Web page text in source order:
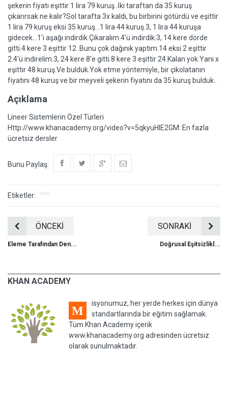
şekerin fiyatı eşittir 1 lira 79 kuruş..İki taraftan da 35 kuruş
çıkarırsak ne kalır?Sol tarafta 3x kaldı, bu birbirini götürdü ve eşittir
1 lira 79 kuruş eksi 35 kuruş...1 lira 44 kuruş.3, 1 lira 44 kuruşa
gidecek...1'i aşağı indirdik.Çıkaralım.4'ü indirdik.3, 14 kere dörde
gitti.4 kere 3 eşittir 12 .Bunu çok dağınık yaptım.14 eksi 2 eşittir
2.4'ü indirelim.3, 24 kere 8'e gitti.8 kere 3 eşittir 24.Kalan yok.Yani x
eşittir 48 kuruş.Ve bulduk.Yok etme yöntemiyle, bir çikolatanın
fiyatını 48 kuruş ve bir meyveli şekerin fiyatını da 35 kuruş bulduk..
Açıklama
Lineer Sistemlerin Özel Türleri
Http://www.khanacademy.org/video?v=5qkyuHIE2GM: En fazla
ücretsiz dersler
Bunu Paylaş:
Etiketler:
ÖNCEKİ
Eleme Tarafından Den...
SONRAKİ
Doğrusal Eşitsizlikl...
KHAN ACADEMY
M
isyonumuz, her yerde herkes için dünya
standartlarında bir eğitim sağlamak.
Tüm Khan Academy içerik
www.khanacademy.org adresinden ücretsiz
olarak sunulmaktadır.